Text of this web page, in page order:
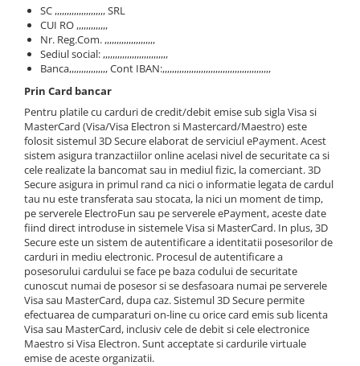
Padele și pagăi
Pagăi canoe și SUP
Padele de tură și de mare
Padele de ape repezi
Second hand
Costume neopren
Încălţăminte
Șosete, mănuși, căciuli neopren
Jachete impermeabile
Costume uscate
Haine thermo și protecție UV
Fuste de valuri
Căști de protecție
Siguranță, accesorii
Drybag - Saci impermeabili
SC ,,,,,,,,,,,,,,,,,,,,, SRL
CUI RO ,,,,,,,,,,,,,
Nr. Reg.Com. ,,,,,,,,,,,,,,,,,,,,,
Sediul social: ,,,,,,,,,,,,,,,,,,,,,,,,,,,
Banca,,,,,,,,,,,,,,,, Cont IBAN:,,,,,,,,,,,,,,,,,,,,,,,,,,,,,,,,,,,,,,,,,,,,,
Prin Card bancar
Pentru platile cu carduri de credit/debit emise sub sigla Visa si
MasterCard (Visa/Visa Electron si Mastercard/Maestro) este
folosit sistemul 3D Secure elaborat de serviciul ePayment. Acest
sistem asigura tranzactiilor online acelasi nivel de securitate ca si
cele realizate la bancomat sau in mediul fizic, la comerciant. 3D
Secure asigura in primul rand ca nici o informatie legata de cardul
tau nu este transferata sau stocata, la nici un moment de timp,
pe serverele ElectroFun sau pe serverele ePayment, aceste date
fiind direct introduse in sistemele Visa si MasterCard. In plus, 3D
Secure este un sistem de autentificare a identitatii posesorilor de
carduri in mediu electronic. Procesul de autentificare a
posesorului cardului se face pe baza codului de securitate
cunoscut numai de posesor si se desfasoara numai pe serverele
Visa sau MasterCard, dupa caz. Sistemul 3D Secure permite
efectuarea de cumparaturi on-line cu orice card emis sub licenta
Visa sau MasterCard, inclusiv cele de debit si cele electronice
Maestro si Visa Electron. Sunt acceptate si cardurile virtuale
emise de aceste organizatii.